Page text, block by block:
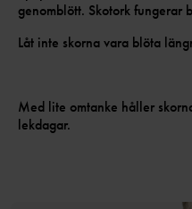
genomblött. Skotork fungerar
Låt inte skorna vara blöta
Med lite omtanke håller
lekdagar.